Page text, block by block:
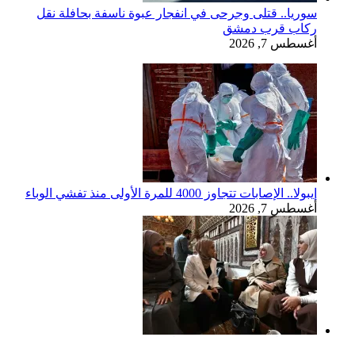
سوريا.. قتلى وجرحى في انفجار عبوة ناسفة بحافلة نقل
ركاب قرب دمشق
أغسطس 7, 2026
إيبولا.. الإصابات تتجاوز 4000 للمرة الأولى منذ تفشي الوباء
أغسطس 7, 2026